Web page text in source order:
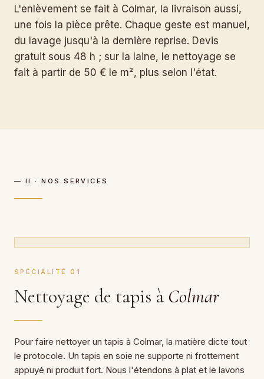
L'enlèvement se fait à Colmar, la livraison aussi,
une fois la pièce prête. Chaque geste est manuel,
du lavage jusqu'à la dernière reprise. Devis
gratuit sous 48 h ; sur la laine, le nettoyage se
fait à partir de 50 € le m², plus selon l'état.
— II · NOS SERVICES
SPÉCIALITÉ 01
Nettoyage de tapis à Colmar
Pour faire nettoyer un tapis à Colmar, la matière dicte tout
le protocole. Un tapis en soie ne supporte ni frottement
appuyé ni produit fort. Nous l'étendons à plat et le lavons